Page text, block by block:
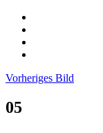
Vorheriges Bild
05